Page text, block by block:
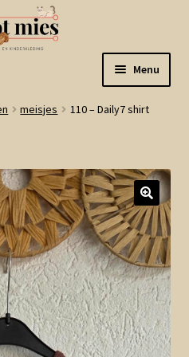
Menu
meisjes
110 – Daily7 shirt